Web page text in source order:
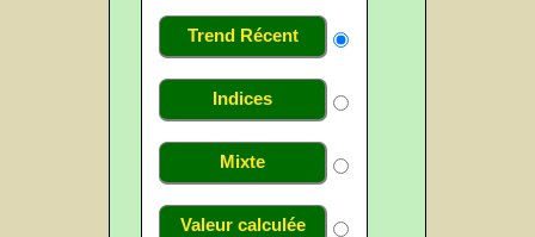
Trend Récent
Indices
Mixte
Valeur calculée